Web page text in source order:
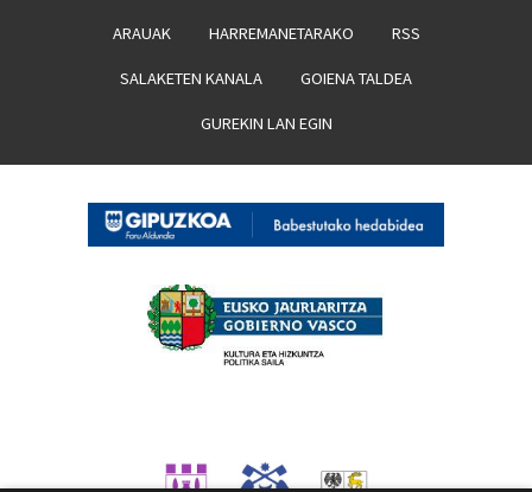
ARAUAK HARREMANETARAKO RSS
SALAKETEN KANALA GOIENA TALDEA
GUREKIN LAN EGIN